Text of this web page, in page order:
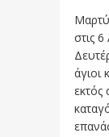
στις
άγιοι